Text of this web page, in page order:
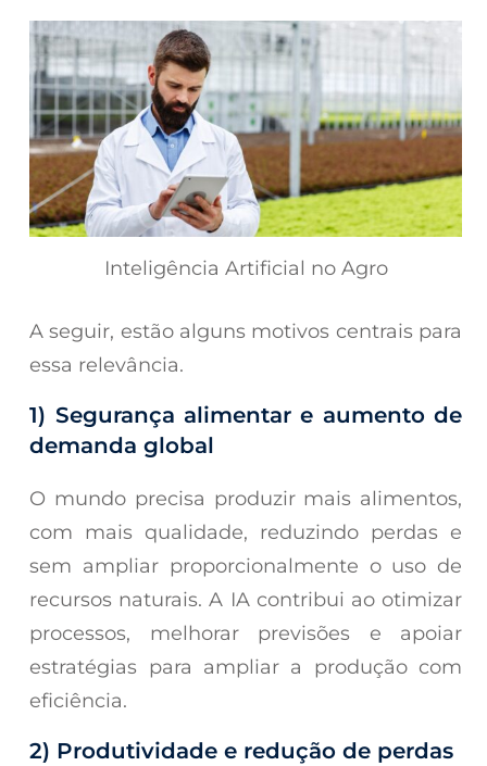
Inteligência Artificial no Agro
A seguir, estão alguns motivos centrais para
essa relevância.
1) Segurança alimentar e aumento de
demanda global
O mundo precisa produzir mais alimentos,
com mais qualidade, reduzindo perdas e
sem ampliar proporcionalmente o uso de
recursos naturais. A IA contribui ao otimizar
processos, melhorar previsões e apoiar
estratégias para ampliar a produção com
eficiência.
2) Produtividade e redução de perdas